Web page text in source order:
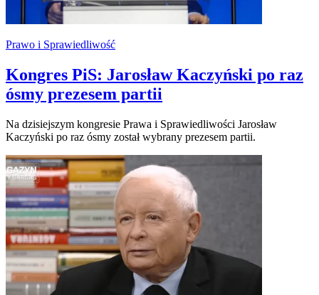
Prawo i Sprawiedliwość
Kongres PiS: Jarosław Kaczyński po raz
ósmy prezesem partii
Na dzisiejszym kongresie Prawa i Sprawiedliwości Jarosław
Kaczyński po raz ósmy został wybrany prezesem partii.